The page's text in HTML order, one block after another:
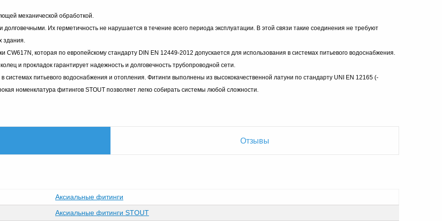
механической обработкой.
Их герметичность не нарушается в течение всего периода эксплуатации. В этой связи такие соединения не требуют
здания.
которая по европейскому стандарту DIN ЕN 12449-2012 допускается для использования в системах питьевого водоснабжения.
и прокладок гарантирует надежность и долговечность трубопроводной сети.
системах питьевого водоснабжения и отопления. Фитинги выполнены из высококачественной латуни по стандарту UNI EN 12165 (-
номенклатура фитингов STOUT позволяет легко собирать системы любой сложности.
Отзывы
Аксиальные фитинги
Аксиальные фитинги STOUT